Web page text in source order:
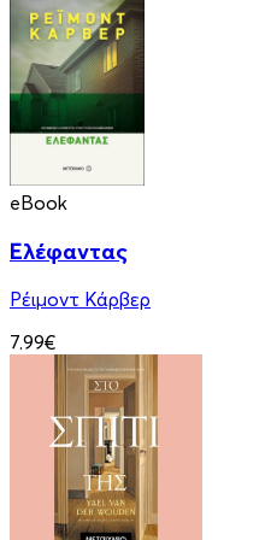
eBook
Ελέφαντας
Ρέιμοντ Κάρβερ
7.99€